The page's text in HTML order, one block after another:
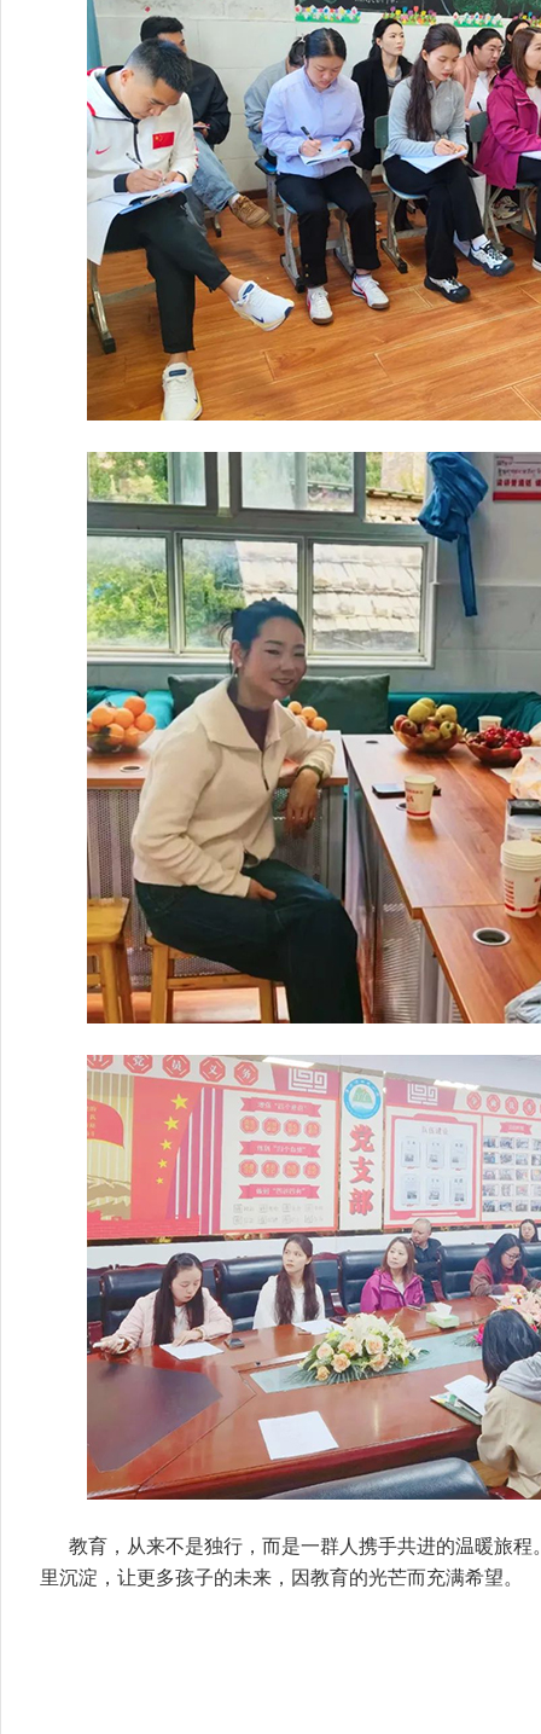
教育，从来不是独行，而是一群人携手共进的温暖旅
里沉淀，让更多孩子的未来，因教育的光芒而充满希望。